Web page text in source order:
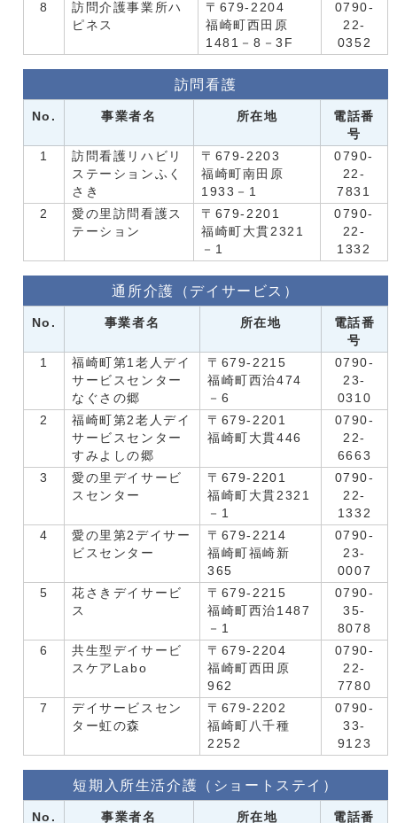
8
訪問介護事業所ハ
ピネス
〒679-2204
福崎町西田原
1481－8－3F
0790-
22-
0352
訪問看護
No. 事業者名 所在地
電話番
号
1
訪問看護リハビリ
ステーションふく
さき
〒679-2203
福崎町南田原
1933－1
0790-
22-
7831
2
愛の里訪問看護ス
テーション
〒679-2201
福崎町大貫2321
－1
0790-
22-
1332
通所介護（デイサービス）
No. 事業者名 所在地
電話番
号
1
福崎町第1老人デイ
サービスセンター
なぐさの郷
〒679-2215
福崎町西治474
－6
0790-
23-
0310
2
福崎町第2老人デイ
サービスセンター
すみよしの郷
〒679-2201
福崎町大貫446
0790-
22-
6663
3
愛の里デイサービ
スセンター
〒679-2201
福崎町大貫2321
－1
0790-
22-
1332
4
愛の里第2デイサー
ビスセンター
〒679-2214
福崎町福崎新
365
0790-
23-
0007
5
花さきデイサービ
ス
〒679-2215
福崎町西治1487
－1
0790-
35-
8078
6
共生型デイサービ
スケアLabo
〒679-2204
福崎町西田原
962
0790-
22-
7780
7
デイサービスセン
ター虹の森
〒679-2202
福崎町八千種
2252
0790-
33-
9123
短期入所生活介護（ショートステイ）
No. 事業者名 所在地 電話番